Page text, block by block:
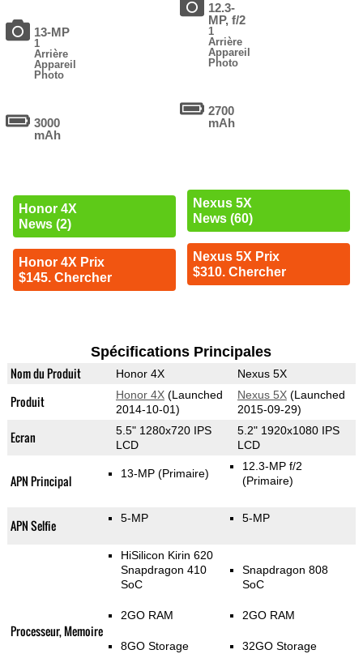
13-MP
1
Arrière
Appareil
Photo
3000
mAh
Honor 4X
News (2)
Honor 4X Prix
$145. Chercher
12.3-
MP, f/2
1
Arrière
Appareil
Photo
2700
mAh
Nexus 5X
News (60)
Nexus 5X Prix
$310. Chercher
Spécifications Principales
Nom du Produit Honor 4X Nexus 5X
Produit Honor 4X(Launched
2014-10-01)
Nexus 5X(Launched
2015-09-29)
Ecran
5.5" 1280x720 IPS
LCD
5.2" 1920x1080 IPS
LCD
APN Principal 13-MP (Primaire)
12.3-MP f/2
(Primaire)
APN Selfie 5-MP 5-MP
Processeur, Memoire
HiSilicon Kirin 620
Snapdragon 410
SoC
2GO RAM
8GO Storage
Snapdragon 808
SoC
2GO RAM
32GO Storage